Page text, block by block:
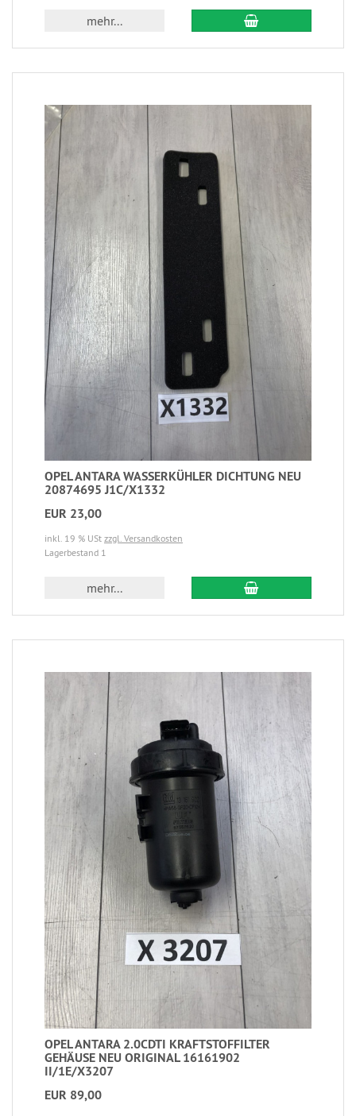
mehr...
OPEL ANTARA WASSERKÜHLER DICHTUNG NEU
20874695 J1C/X1332
EUR 23,00
inkl. 19 % USt zzgl. Versandkosten
Lagerbestand 1
mehr...
OPEL ANTARA 2.0CDTI KRAFTSTOFFILTER
GEHÄUSE NEU ORIGINAL 16161902
II/1E/X3207
EUR 89,00